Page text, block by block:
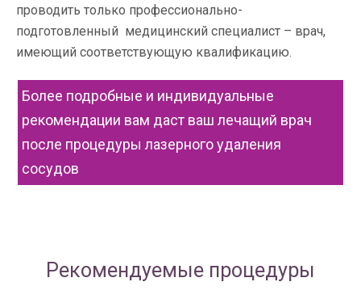
проводить только профессионально-
подготовленный медицинский специалист – врач,
имеющий соответствующую квалификацию.
Более подробные и индивидуальные
рекомендации вам даст ваш лечащий врач
после процедуры лазерного удаления
сосудов
Рекомендуемые процедуры